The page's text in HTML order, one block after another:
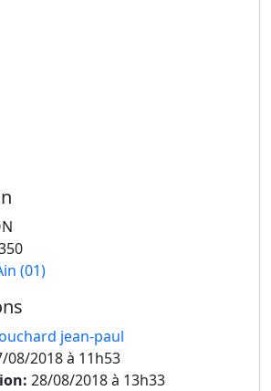
(01)
jean-paul
08/2018 à 11h53
28/08/2018 à 13h33